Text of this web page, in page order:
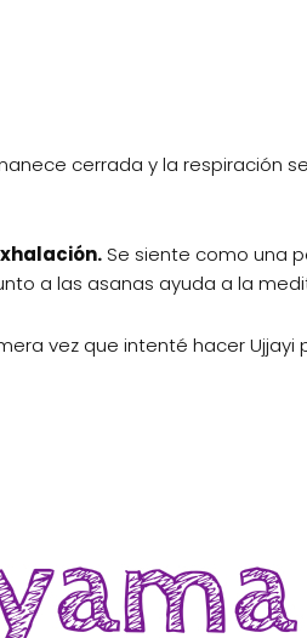
cerrada y la respiración
Se siente como una
a las asanas ayuda a la
vez que intenté hacer Ujjayi